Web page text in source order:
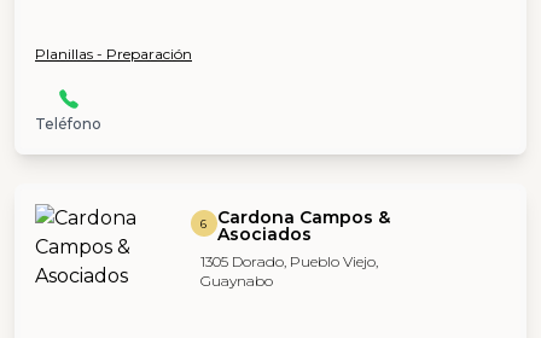
Planillas - Preparación
Teléfono
6 Cardona Campos &
Asociados
1305 Dorado, Pueblo Viejo,
Guaynabo